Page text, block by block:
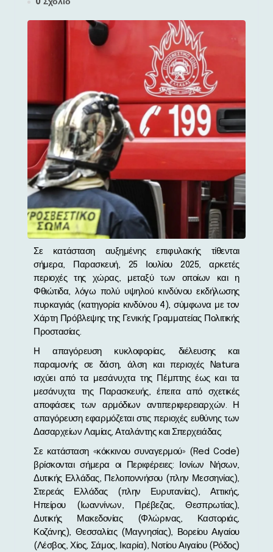
0 Σχόλιο
Σε κατάσταση αυξημένης επιφυλακής τίθενται
σήμερα, Παρασκευή, 25 Ιουλίου 2025, αρκετές
περιοχές της χώρας, μεταξύ των οποίων και η
Φθιώτιδα, λόγω πολύ υψηλού κινδύνου εκδήλωσης
πυρκαγιάς (κατηγορία κινδύνου 4), σύμφωνα με τον
Χάρτη Πρόβλεψης της Γενικής Γραμματείας Πολιτικής
Προστασίας.
Η απαγόρευση κυκλοφορίας, διέλευσης και
παραμονής σε δάση, άλση και περιοχές Natura
ισχύει από τα μεσάνυχτα της Πέμπτης έως και τα
μεσάνυχτα της Παρασκευής, έπειτα από σχετικές
αποφάσεις των αρμόδιων αντιπεριφερειαρχών. Η
απαγόρευση εφαρμόζεται στις περιοχές ευθύνης των
Δασαρχείων Λαμίας, Αταλάντης και Σπερχειάδας.
Σε κατάσταση «κόκκινου συναγερμού» (Red Code)
βρίσκονται σήμερα οι Περιφέρειες: Ιονίων Νήσων,
Δυτικής Ελλάδας, Πελοποννήσου (πλην Μεσσηνίας),
Στερεάς Ελλάδας (πλην Ευρυτανίας), Αττικής,
Ηπείρου (Ιωαννίνων, Πρέβεζας, Θεσπρωτίας),
Δυτικής Μακεδονίας (Φλώρινας, Καστοριάς,
Κοζάνης), Θεσσαλίας (Μαγνησίας), Βορείου Αιγαίου
(Λέσβος, Χίος, Σάμος, Ικαρία), Νοτίου Αιγαίου (Ρόδος)